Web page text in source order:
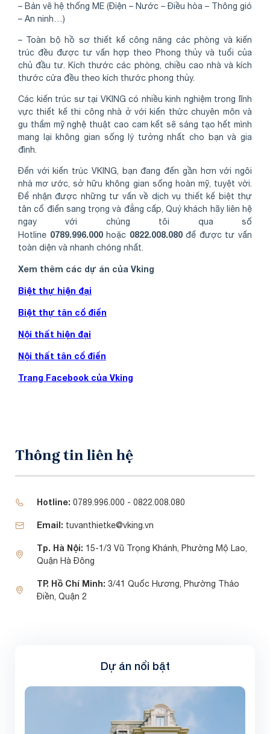
– Bản vẽ hệ thống ME (Điện – Nước – Điều hòa – Thông gió
– An ninh…)
– Toàn bộ hồ sơ thiết kế công năng các phòng và kiến
trúc đều được tư vấn hợp theo Phong thủy và tuổi của
chủ đầu tư. Kích thước các phòng, chiều cao nhà và kích
thước cửa đều theo kích thước phong thủy.
Các kiến trúc sư tại VKING có nhiều kinh nghiệm trong lĩnh
vực thiết kế thi công nhà ở với kiến thức chuyên môn và
gu thẩm mỹ nghệ thuật cao cam kết sẽ sáng tạo hết mình
mang lại không gian sống lý tưởng nhất cho bạn và gia
đình.
Đến với kiến trúc VKING, bạn đang đến gần hơn với ngôi
nhà mơ ước, sở hữu không gian sống hoàn mỹ, tuyệt vời.
Để nhận được những tư vấn về dịch vụ thiết kế biệt thự
tân cổ điển sang trọng và đẳng cấp, Quý khách hãy liên hệ
ngay với chúng tôi qua số
Hotline 0789.996.000hoặc 0822.008.080để được tư vấn
toàn diện và nhanh chóng nhất.
Xem thêm các dự án của Vking
Biệt thự hiện đại
Biệt thự tân cổ điển
Nội thất hiện đại
Nội thất tân cổ điển
Trang Facebook của Vking
Thông tin liên hệ
Hotline: 0789.996.000 - 0822.008.080
Email: tuvanthietke@vking.vn
Tp. Hà Nội: 15-1/3 Vũ Trọng Khánh, Phường Mộ Lao,
Quận Hà Đông
TP. Hồ Chí Minh: 3/41 Quốc Hương, Phường Thảo
Điền, Quận 2
Dự án nổi bật